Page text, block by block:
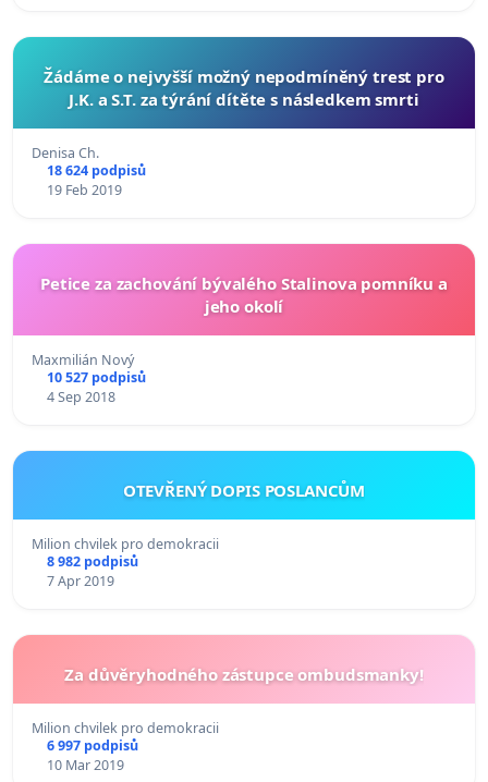
Žádáme o nejvyšší možný nepodmíněný trest pro
J.K. a S.T. za týrání dítěte s následkem smrti
Denisa Ch.
18 624 podpisů
19 Feb 2019
Petice za zachování bývalého Stalinova pomníku a
jeho okolí
Maxmilián Nový
10 527 podpisů
4 Sep 2018
OTEVŘENÝ DOPIS POSLANCŮM
Milion chvilek pro demokracii
8 982 podpisů
7 Apr 2019
Za důvěryhodného zástupce ombudsmanky!
Milion chvilek pro demokracii
6 997 podpisů
10 Mar 2019